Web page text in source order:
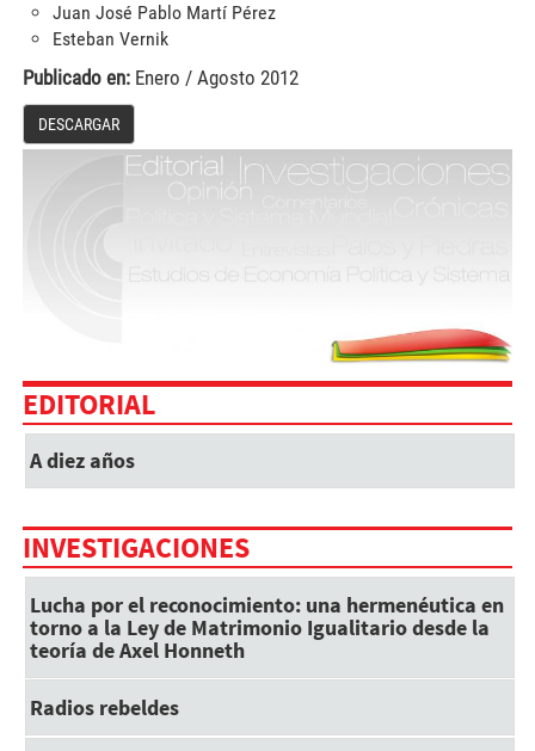
Juan José Pablo Martí Pérez
Esteban Vernik
Publicado en: Enero / Agosto 2012
DESCARGAR
EDITORIAL
A diez años
INVESTIGACIONES
Lucha por el reconocimiento: una hermenéutica en
torno a la Ley de Matrimonio Igualitario desde la
teoría de Axel Honneth
Radios rebeldes